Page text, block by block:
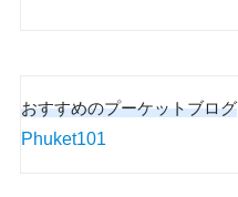
おすすめのプーケットブログ
Phuket101